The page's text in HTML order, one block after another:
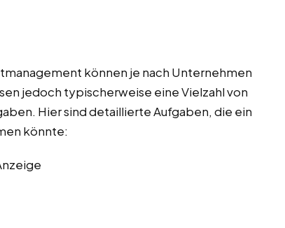
können je nach Unternehmen
jedoch typischerweise eine Vielzahl von
Hier sind detaillierte Aufgaben, die ein
könnte: